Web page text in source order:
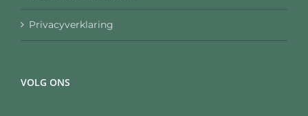
Privacyverklaring
VOLG ONS